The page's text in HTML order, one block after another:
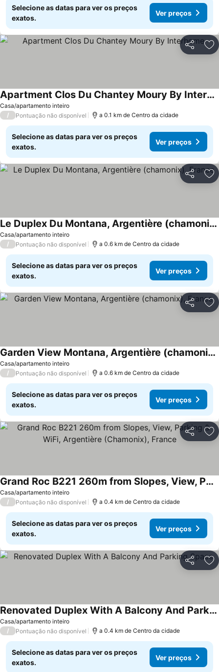
Selecione as datas para ver os preços
exatos.
Ver preços
Partilhar
Casa/apartamento inteiro
Apartment Clos Du Chantey Moury By Interhome
/ Pontuação não disponível a 0.1 km de Centro da cidade
Selecione as datas para ver os preços
exatos.
Ver preços
Partilhar
Casa/apartamento inteiro
Le Duplex Du Montana, Argentière (chamonix), France
/ Pontuação não disponível a 0.6 km de Centro da cidade
Selecione as datas para ver os preços
exatos.
Ver preços
Partilhar
Casa/apartamento inteiro
Garden View Montana, Argentière (chamonix), France
/ Pontuação não disponível a 0.6 km de Centro da cidade
Selecione as datas para ver os preços
exatos.
Ver preços
Partilhar
Casa/apartamento inteiro
Grand Roc B221 260m from Slopes, View, Parking & WiFi, Argentière (Chamonix), France
/ Pontuação não disponível a 0.4 km de Centro da cidade
Selecione as datas para ver os preços
exatos.
Ver preços
Partilhar
Casa/apartamento inteiro
Renovated Duplex With A Balcony And Parking Space
/ Pontuação não disponível a 0.4 km de Centro da cidade
Selecione as datas para ver os preços
exatos.
Ver preços